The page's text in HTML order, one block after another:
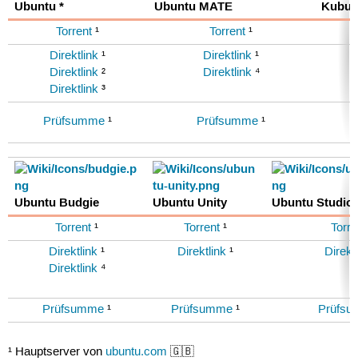
Ubuntu * Ubuntu MATE
Torrent ¹ Torrent ¹
Direktlink ¹
Direktlink ²
Direktlink ³
Direktlink ¹
Direktlink⁴
Prüfsumme ¹ Prüfsumme ¹
Ubuntu Budgie Ubuntu Unity Ubuntu Studio
Torrent ¹ Torrent ¹
Direktlink ¹
Direktlink⁴
Direktlink ¹
Prüfsumme ¹ Prüfsumme ¹
¹ Hauptserver von ubuntu.com 🇬🇧